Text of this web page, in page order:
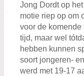
Jong Dordt op
motie riep op om
voor de
tijd, maar wel
hebben kunnen
soort jongeren-
werd met 19-17